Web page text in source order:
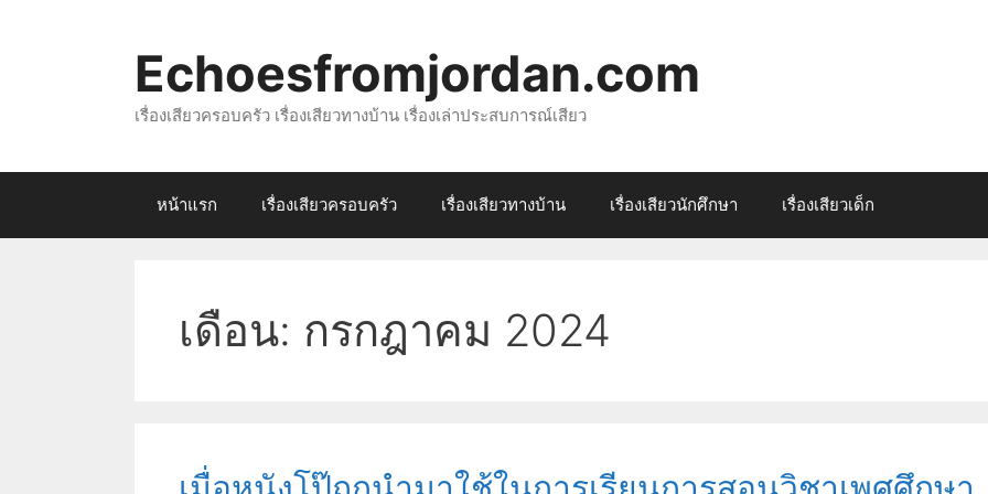
Echoesfromjordan.com
เรื่องเสียวครอบครัว เรื่องเสียวทางบ้าน เรื่องเล่าประสบการณ์เสียว
หน้าแรก เรื่องเสียวครอบครัว เรื่องเสียวทางบ้าน เรื่องเสียวนักศึกษา เรื่องเสียวเด็ก
เดือน: กรกฎาคม 2024